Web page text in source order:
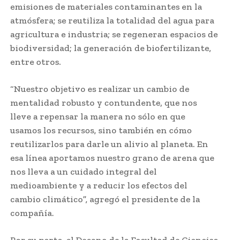
emisiones de materiales contaminantes en la
atmósfera; se reutiliza la totalidad del agua para
agricultura e industria; se regeneran espacios de
biodiversidad; la generación de biofertilizante,
entre otros.
“Nuestro objetivo es realizar un cambio de
mentalidad robusto y contundente, que nos
lleve a repensar la manera no sólo en que
usamos los recursos, sino también en cómo
reutilizarlos para darle un alivio al planeta. En
esa línea aportamos nuestro grano de arena que
nos lleva a un cuidado integral del
medioambiente y a reducir los efectos del
cambio climático”, agregó el presidente de la
compañía.